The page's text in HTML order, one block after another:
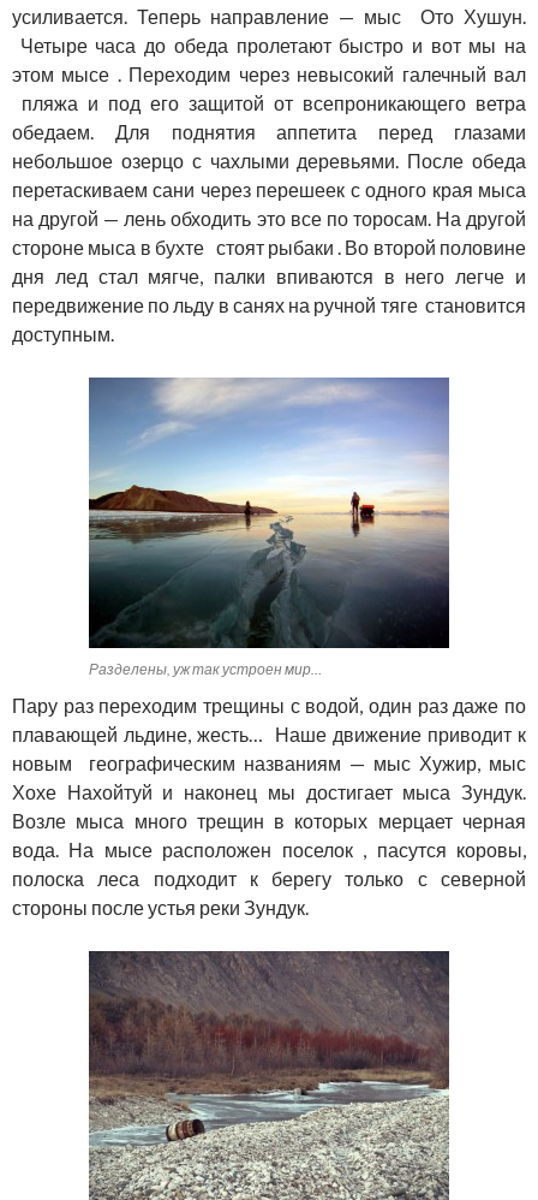
усиливается. Теперь направление — мыс Ото Хушун.
Четыре часа до обеда пролетают быстро и вот мы на
этом мысе . Переходим через невысокий галечный вал
пляжа и под его защитой от всепроникающего ветра
обедаем. Для поднятия аппетита перед глазами
небольшое озерцо с чахлыми деревьями. После обеда
перетаскиваем сани через перешеек с одного края мыса
на другой — лень обходить это все по торосам. На другой
стороне мыса в бухте стоят рыбаки . Во второй половине
дня лед стал мягче, палки впиваются в него легче и
передвижение по льду в санях на ручной тяге становится
доступным.
Разделены, уж так устроен мир…
Пару раз переходим трещины с водой, один раз даже по
плавающей льдине, жесть… Наше движение приводит к
новым географическим названиям — мыс Хужир, мыс
Хохе Нахойтуй и наконец мы достигает мыса Зундук.
Возле мыса много трещин в которых мерцает черная
вода. На мысе расположен поселок , пасутся коровы,
полоска леса подходит к берегу только с северной
стороны после устья реки Зундук.